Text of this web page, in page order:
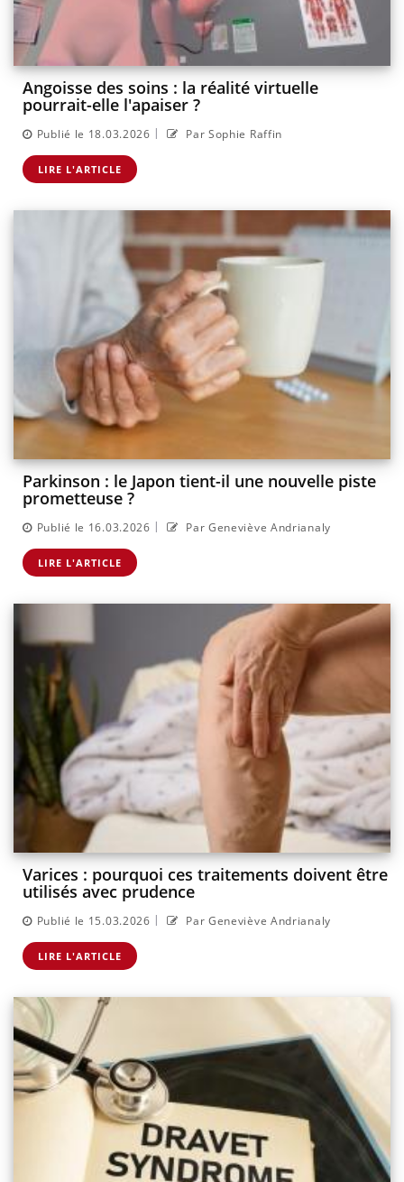
Angoisse des soins : la réalité virtuelle
pourrait-elle l'apaiser ?
Publié le 18.03.2026 | Par Sophie Raffin
LIRE L'ARTICLE
Parkinson : le Japon tient-il une nouvelle piste
prometteuse ?
Publié le 16.03.2026 | Par Geneviève Andrianaly
LIRE L'ARTICLE
Varices : pourquoi ces traitements doivent être
utilisés avec prudence
Publié le 15.03.2026 | Par Geneviève Andrianaly
LIRE L'ARTICLE